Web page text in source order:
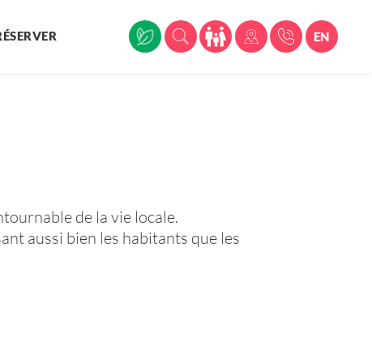
EN
de la vie locale.
aussi bien les habitants que les